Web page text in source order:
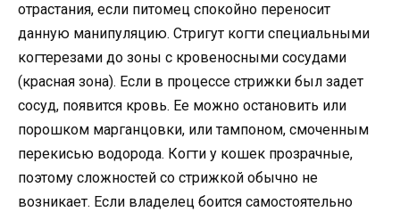
отрастания, если питомец спокойно переносит
данную манипуляцию. Стригут когти специальными
когтерезами до зоны с кровеносными сосудами
(красная зона). Если в процессе стрижки был задет
сосуд, появится кровь. Ее можно остановить или
порошком марганцовки, или тампоном, смоченным
перекисью водорода. Когти у кошек прозрачные,
поэтому сложностей со стрижкой обычно не
возникает. Если владелец боится самостоятельно